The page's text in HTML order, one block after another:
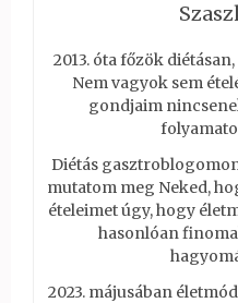
2013. óta főzök
Nem vagyok sem
gondjaim
Diétás
mutatom meg Neked,
ételeimet úgy, hogy
hasonlóan
2023. májusában